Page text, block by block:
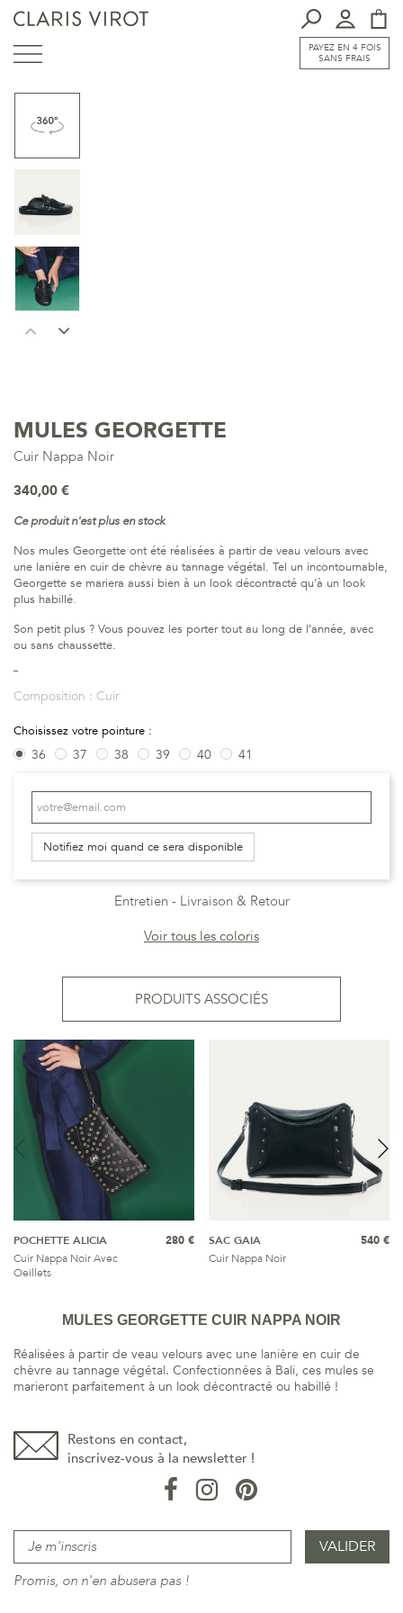
PAYEZ EN 4 FOIS
SANS FRAIS
MULES GEORGETTE
Cuir Nappa Noir
340,00 €
Ce produit n'est plus en stock
Nos mules Georgette ont été réalisées à partir de veau velours avec
une lanière en cuir de chèvre au tannage végétal. Tel un incontournable,
Georgette se mariera aussi bien à un look décontracté qu’à un look
plus habillé.
Son petit plus ? Vous pouvez les porter tout au long de l’année, avec
ou sans chaussette.
Composition : Cuir
Choisissez votre pointure :
36 37 38 39 40 41
Notifiez moi quand ce sera disponible
Entretien
Livraison & Retour
Voir tous les coloris
PRODUITS ASSOCIÉS
POCHETTE ALICIA
Cuir Nappa Noir Avec
Oeillets
280 €
SAC GAIA
Cuir Nappa Noir
540 €
MULES GEORGETTE CUIR NAPPA NOIR
Réalisées à partir de veau velours avec une lanière en cuir de
chèvre au tannage végétal. Confectionnées à Bali, ces mules se
marieront parfaitement à un look décontracté ou habillé !
Restons en contact,
inscrivez-vous à la newsletter !
Promis, on n'en abusera pas !